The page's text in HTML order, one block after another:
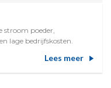
stroom poeder,
lage bedrijfskosten.
Lees meer